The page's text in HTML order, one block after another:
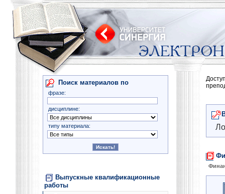
Поиск материалов по
фразе:
дисциплине:
типу материала:
Выпускные квалификационные
работы